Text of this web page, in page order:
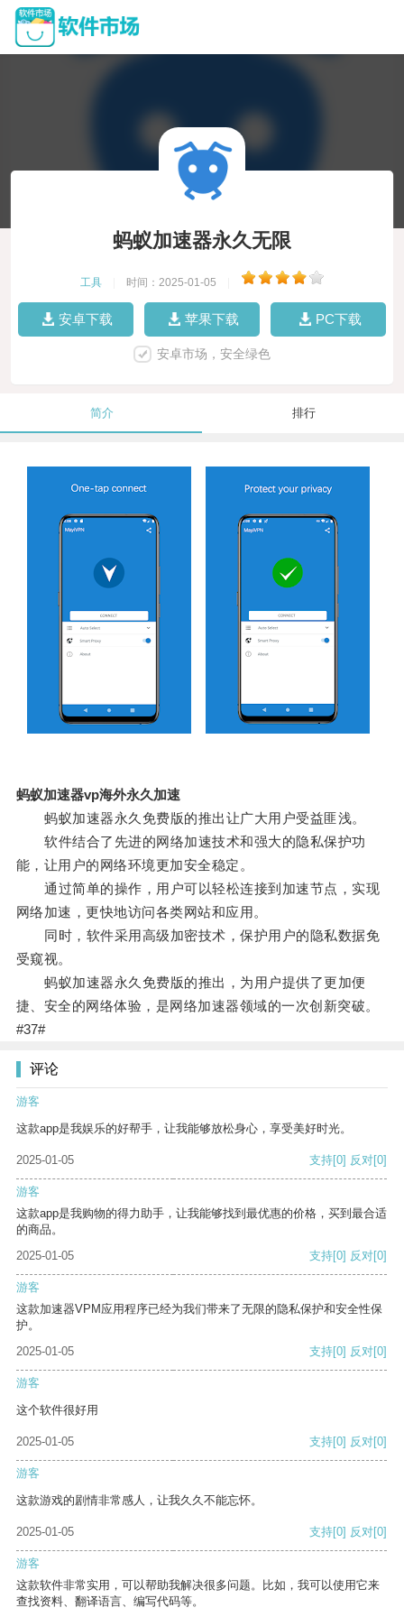
蚂蚁加速器永久无限
工具 时间：2025-01-05
安卓下载 苹果下载 PC下载
安卓市场，安全绿色
简介 排行
蚂蚁加速器vp海外永久加速
蚂蚁加速器永久免费版的推出让广大用户受益匪浅。
软件结合了先进的网络加速技术和强大的隐私保护功
能，让用户的网络环境更加安全稳定。
通过简单的操作，用户可以轻松连接到加速节点，实现
网络加速，更快地访问各类网站和应用。
同时，软件采用高级加密技术，保护用户的隐私数据免
受窥视。
蚂蚁加速器永久免费版的推出，为用户提供了更加便
捷、安全的网络体验，是网络加速器领域的一次创新突破。
#37#
评论
游客
这款app是我娱乐的好帮手，让我能够放松身心，享受美好时光。
2025-01-05 支持[0] 反对[0]
游客
这款app是我购物的得力助手，让我能够找到最优惠的价格，买到最合适
的商品。
2025-01-05
支持[0] 反对[0]
游客
这款加速器VPM应用程序已经为我们带来了无限的隐私保护和安全性保
护。
2025-01-05
支持[0] 反对[0]
游客
这个软件很好用
2025-01-05 支持[0] 反对[0]
游客
这款游戏的剧情非常感人，让我久久不能忘怀。
2025-01-05 支持[0] 反对[0]
游客
这款软件非常实用，可以帮助我解决很多问题。比如，我可以使用它来
查找资料、翻译语言、编写代码等。